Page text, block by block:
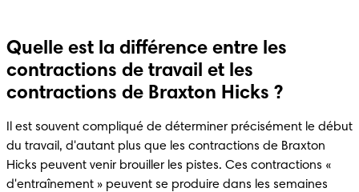
Quelle est la différence entre les
contractions de travail et les
contractions de Braxton Hicks ?
Il est souvent compliqué de déterminer précisément le début
du travail, d'autant plus que les contractions de Braxton
Hicks peuvent venir brouiller les pistes. Ces contractions «
d'entraînement » peuvent se produire dans les semaines